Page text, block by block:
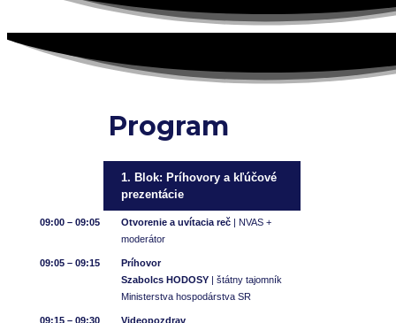
Program
1. Blok: Príhovory a kľúčové
prezentácie
09:00 – 09:05 Otvorenie a uvítacia reč | NVAS +
moderátor
09:05 – 09:15
Príhovor
Szabolcs HODOSY | štátny tajomník
Ministerstva hospodárstva SR
09:15 – 09:30
Videopozdrav